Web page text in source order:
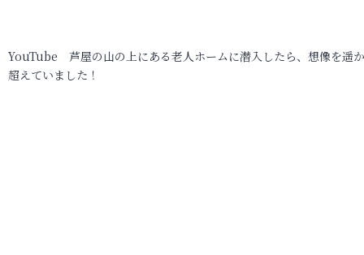
YouTube 芦屋の山の上にある老人ホームに潜入したら、想像を遥
超えていました！